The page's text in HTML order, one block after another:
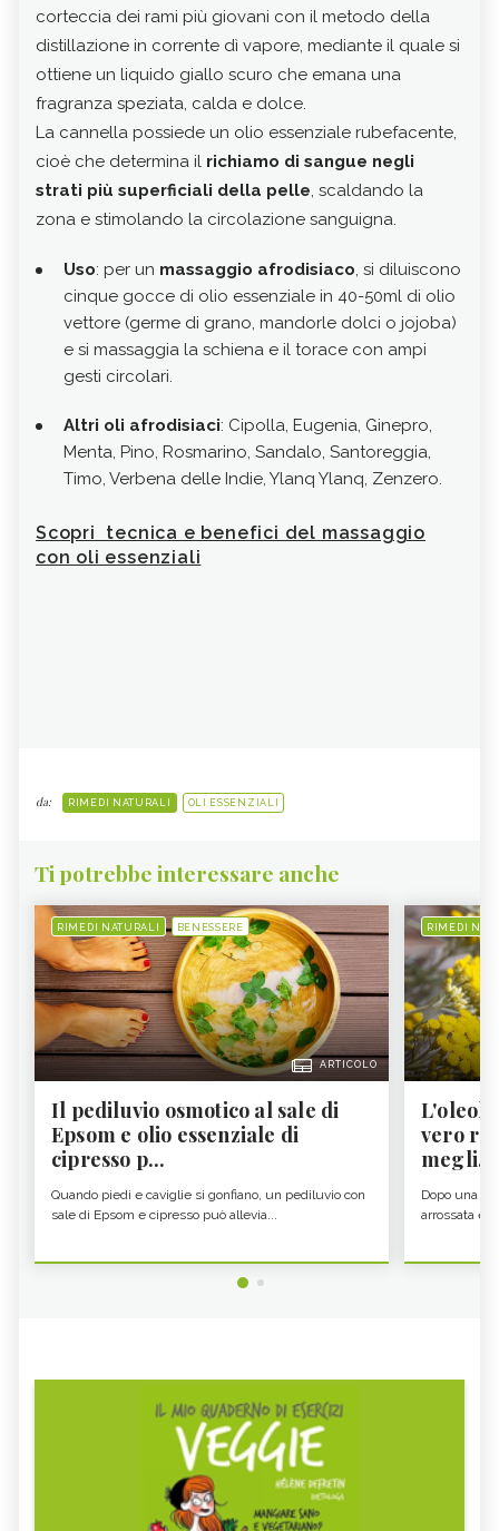
corteccia dei rami più giovani con il metodo della
distillazione in corrente dì vapore, mediante il quale si
ottiene un liquido giallo scuro che emana una
fragranza speziata, calda e dolce.
La cannella possiede un olio essenziale rubefacente,
cioè che determina il richiamo di sangue negli
strati più superficiali della pelle, scaldando la
zona e stimolando la circolazione sanguigna.
Uso: per un massaggio afrodisiaco, si diluiscono
cinque gocce di olio essenziale in 40-50ml di olio
vettore (germe di grano, mandorle dolci o jojoba)
e si massaggia la schiena e il torace con ampi
gesti circolari.
Altri oli afrodisiaci: Cipolla, Eugenia, Ginepro,
Menta, Pino, Rosmarino, Sandalo, Santoreggia,
Timo, Verbena delle Indie, Ylanq Ylanq, Zenzero.
Scopri tecnica e benefici del massaggio
con oli essenziali
da: RIMEDI NATURALI OLI ESSENZIALI
Ti potrebbe interessare anche
RIMEDI NATURALI BENESSERE
ARTICOLO
Il pediluvio osmotico al sale di
Epsom e olio essenziale di
cipresso p...
Quando piedi e caviglie si gonfiano, un pediluvio con
sale di Epsom e cipresso può allevia...
RIMEDI
vero re
megli...
Dopo una
arrossata e